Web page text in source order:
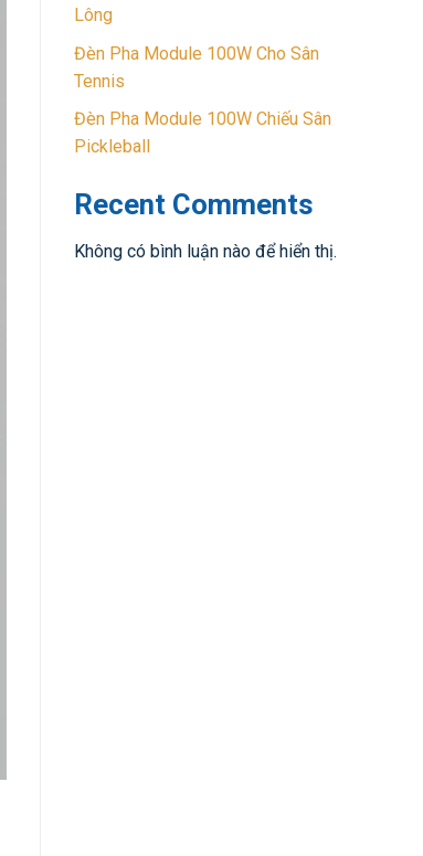
Lông
Đèn Pha Module 100W Cho Sân
Tennis
Đèn Pha Module 100W Chiếu Sân
Pickleball
Recent Comments
Không có bình luận nào để hiển thị.